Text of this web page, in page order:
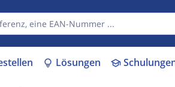
lightbulb Lösungen school